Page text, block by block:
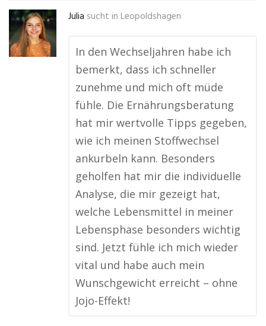
Julia sucht in Leopoldshagen
In den Wechseljahren habe ich
bemerkt, dass ich schneller
zunehme und mich oft müde
fühle. Die Ernährungsberatung
hat mir wertvolle Tipps gegeben,
wie ich meinen Stoffwechsel
ankurbeln kann. Besonders
geholfen hat mir die individuelle
Analyse, die mir gezeigt hat,
welche Lebensmittel in meiner
Lebensphase besonders wichtig
sind. Jetzt fühle ich mich wieder
vital und habe auch mein
Wunschgewicht erreicht – ohne
Jojo-Effekt!